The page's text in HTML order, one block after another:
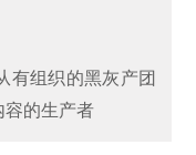
有组织的黑灰产团
的生产者